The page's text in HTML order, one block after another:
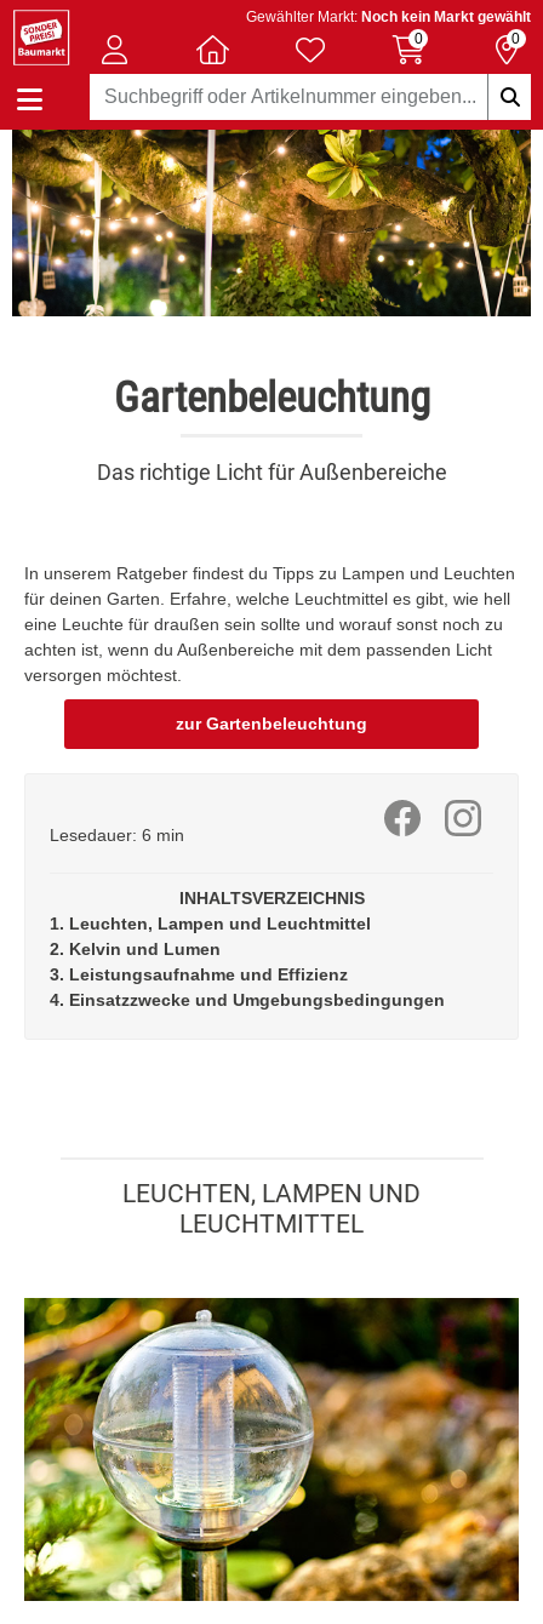
Gewählter Markt: Noch kein Markt gewählt
0
0
Gartenbeleuchtung
Das richtige Licht für Außenbereiche
In unserem Ratgeber findest du Tipps zu Lampen und Leuchten
für deinen Garten. Erfahre, welche Leuchtmittel es gibt, wie hell
eine Leuchte für draußen sein sollte und worauf sonst noch zu
achten ist, wenn du Außenbereiche mit dem passenden Licht
versorgen möchtest.
zur Gartenbeleuchtung
Lesedauer: 6 min
INHALTSVERZEICHNIS
1. Leuchten, Lampen und Leuchtmittel
2. Kelvin und Lumen
3. Leistungsaufnahme und Effizienz
4. Einsatzzwecke und Umgebungsbedingungen
LEUCHTEN, LAMPEN UND
LEUCHTMITTEL